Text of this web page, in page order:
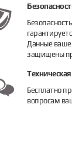
Данные
защищены
Бесплатно
вопросам